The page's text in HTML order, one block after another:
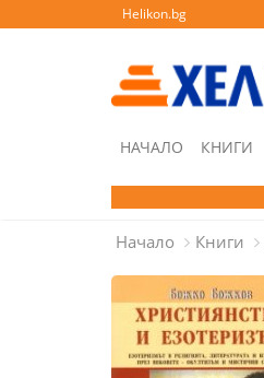
Helikon.bg
НАЧАЛО КНИГИ
Начало Книги